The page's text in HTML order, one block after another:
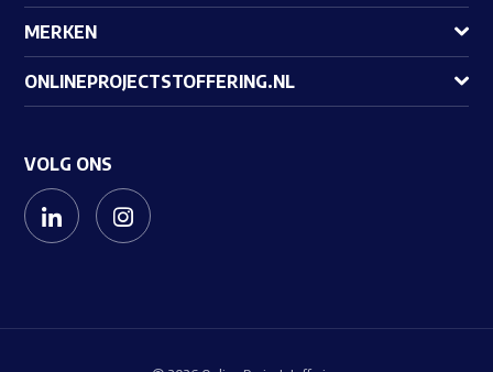
MERKEN
ONLINEPROJECTSTOFFERING.NL
VOLG ONS